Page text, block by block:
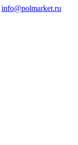
info@polmarket.ru